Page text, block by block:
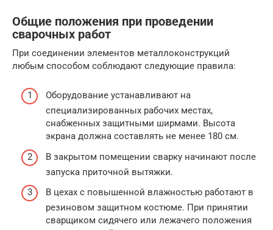
Общие положения при проведении
сварочных работ
При соединении элементов металлоконструкций
любым способом соблюдают следующие правила:
Оборудование устанавливают на
специализированных рабочих местах,
снабженных защитными ширмами. Высота
экрана должна составлять не менее 180 см.
В закрытом помещении сварку начинают после
запуска приточной вытяжки.
В цехах с повышенной влажностью работают в
резиновом защитном костюме. При принятии
сварщиком сидячего или лежачего положения